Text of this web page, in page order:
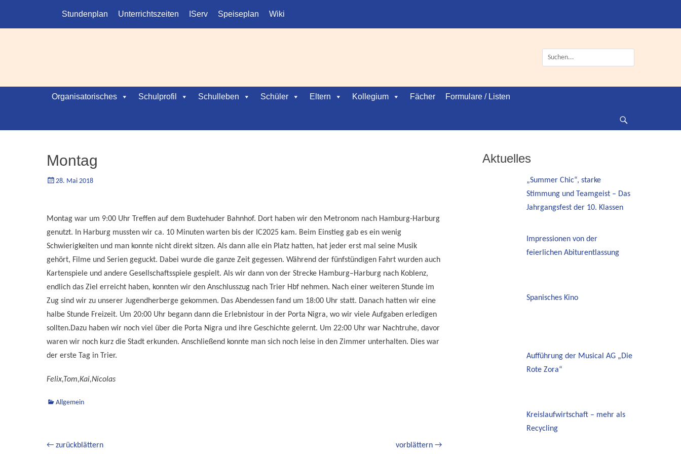
Kopfmenü
Weiter
Stundenplan Unterrichtszeiten IServ Speiseplan Wiki
Suche
nach:
Hauptmenü
Weiter
Organisatorisches Schulprofil Schulleben Schüler Eltern Kollegium Fächer Formulare / Listen
Montag
Geschrieben
28. Mai 2018
Montag war um 9:00 Uhr Treffen auf dem Buxtehuder Bahnhof. Dort haben wir den Metronom nach Hamburg-Harburg
genutzt. In Harburg mussten wir ca. 10 Minuten warten bis der IC2025 kam. Beim Einstieg gab es ein wenig
Schwierigkeiten und man konnte nicht direkt sitzen. Als dann alle ein Platz hatten, hat jeder erst mal seine Musik
gehört, Filme und Serien geguckt. Dabei wurde die ganze Zeit gegessen. Während der fünfstündigen Fahrt wurden auch
Kartenspiele und andere Gesellschaftsspiele gespielt. Als wir dann von der Strecke Hamburg–Harburg nach Koblenz,
endlich das Ziel erreicht haben, konnten wir den Anschlusszug nach Trier Hbf nehmen. Nach einer weiteren Stunde im
Zug sind wir zu unserer Jugendherberge gekommen. Das Abendessen fand um 18:00 Uhr statt. Danach hatten wir eine
halbe Stunde Freizeit. Um 20:00 Uhr begann dann die Erlebnistour in der Porta Nigra, wo wir viele Aufgaben erledigen
sollten.Dazu haben wir noch viel über die Porta Nigra und ihre Geschichte gelernt. Um 22:00 Uhr war Nachtruhe, davor
waren wir noch kurz die Stadt erkunden. Anschließend konnte man sich noch leise in den Zimmer unterhalten. Dies war
der erste Tag in Trier.
Felix,Tom,Kai,Nicolas
Kategorien
Allgemein
Beitragsnavigation
← zurückblättern vorblättern →
Aktuelles
„Summer Chic“, starke
Stimmung und Teamgeist – Das
Jahrgangsfest der 10. Klassen
Impressionen von der
feierlichen Abiturentlassung
Spanisches Kino
Aufführung der Musical AG „Die
Rote Zora“
Kreislaufwirtschaft – mehr als
Recycling